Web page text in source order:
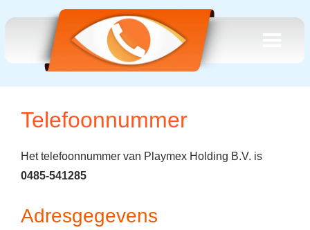
Telefoonnummer
Het telefoonnummer van Playmex Holding B.V. is
0485-541285
Adresgegevens